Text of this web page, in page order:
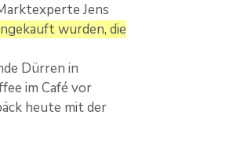
Jens
wurden, die
Dürren in
im Café vor
heute mit der